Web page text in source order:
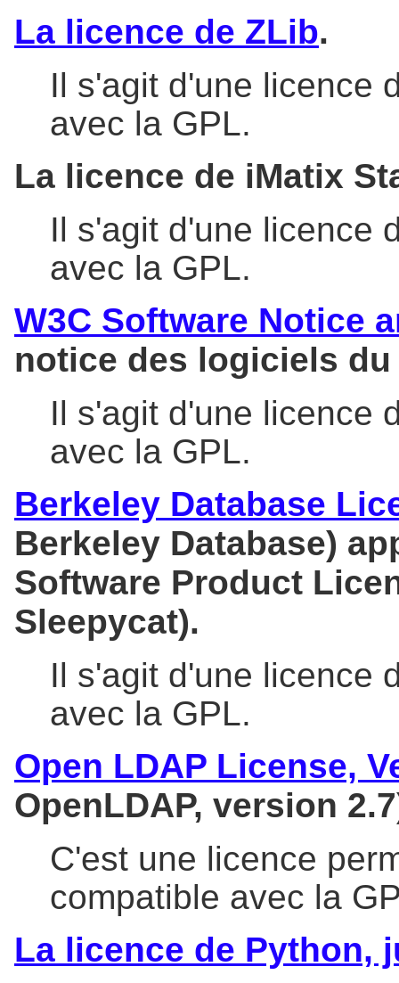
La licence de ZLib.
Il s'agit d'une licence
avec la GPL.
La licence de iMatix
Il s'agit d'une licence
avec la GPL.
W3C Software Notice
notice des logiciels du
Il s'agit d'une licence
avec la GPL.
Berkeley Database
Berkeley Database)
Software Product
Sleepycat).
Il s'agit d'une licence
avec la GPL.
Open LDAP License,
OpenLDAP, version
C'est une licence
compatible avec la
La licence de Python,